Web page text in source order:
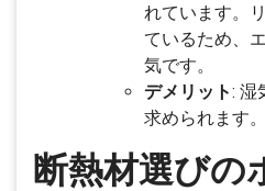
れています。
ているため、
気です。
デメリット: 湿
求められます。
断熱材選びの